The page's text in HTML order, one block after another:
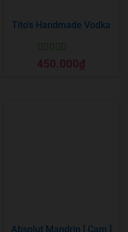
Tito’s Handmade Vodka
Được xếp
hạng55 sao
450.000₫
Absolut Mandrin [ Cam ]